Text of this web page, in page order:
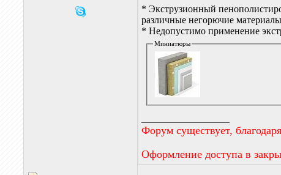
* Экструзионный
различные негорючие
* Недопустимо применение
Миниатюры
Форум существует,
Оформление доступа в